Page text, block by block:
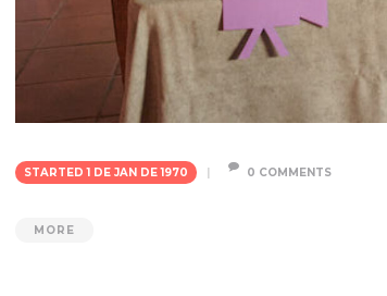
STARTED1 DE JAN DE 1970 0 COMMENTS
MORE